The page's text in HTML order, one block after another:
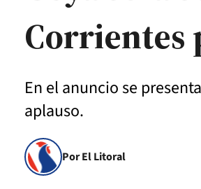
Corrientes
En el anuncio se
aplauso.
Por El Litoral